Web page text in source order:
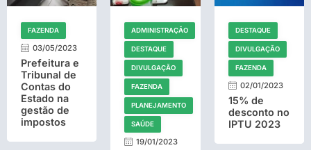
FAZENDA
03/05/2023
Prefeitura e
Tribunal de
Contas do
Estado na
gestão de
impostos
ADMINISTRAÇÃO
DESTAQUE
DIVULGAÇÃO
FAZENDA
PLANEJAMENTO
SAÚDE
19/01/2023
DESTAQUE
DIVULGAÇÃO
FAZENDA
02/01/2023
15% de
desconto no
IPTU 2023